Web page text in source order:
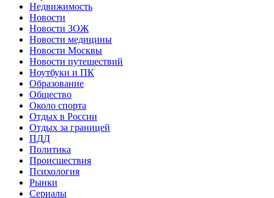
Недвижимость
Новости
Новости ЗОЖ
Новости медицины
Новости Москвы
Новости путешествий
Ноутбуки и ПК
Образование
Общество
Около спорта
Отдых в России
Отдых за границей
ПДД
Политика
Происшествия
Психология
Рынки
Сериалы